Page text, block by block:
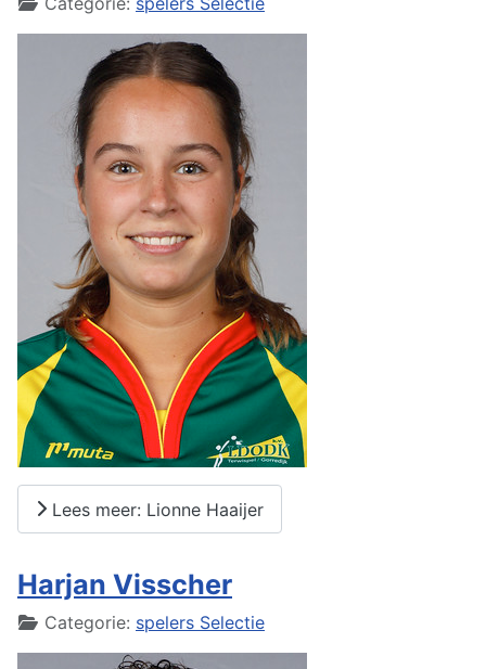
Lees meer: Lionne Haaijer
Harjan Visscher
DetailsCategorie: spelers Selectie